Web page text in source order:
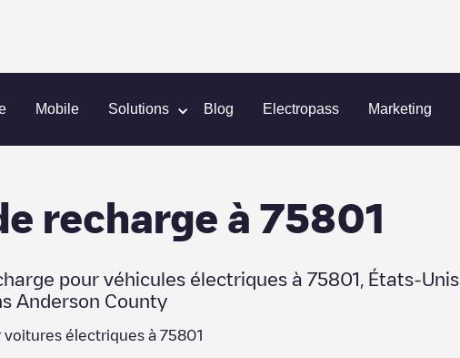
Mobile Solutions Blog Electropass Marketing
Anderson County 75801
recharge à 75801
pour véhicules électriques à 75801 États-Unis
Anderson County
électriques à 75801